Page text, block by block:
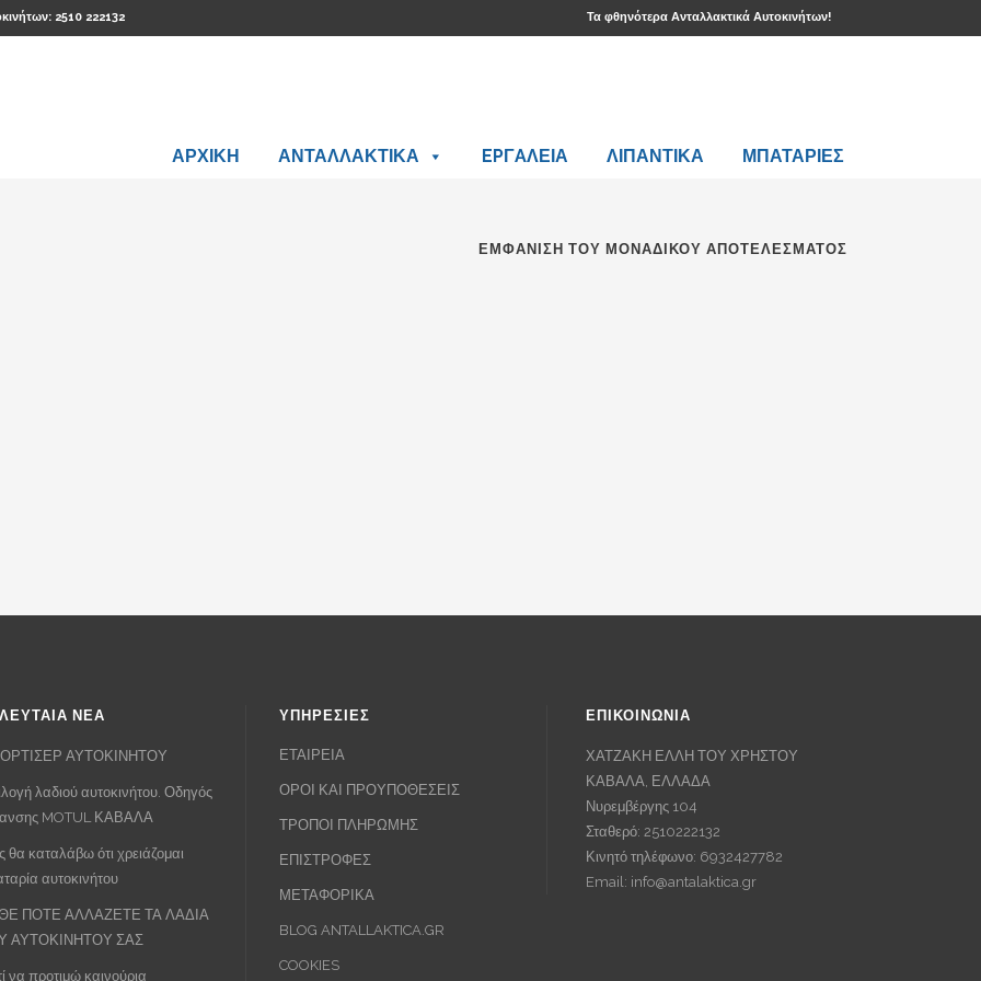
2510 222132 Τα φθηνότερα Ανταλλακτικά Αυτοκινήτων!
ΑΡΧΙΚΗ ΑΝΤΑΛΛΑΚΤΙΚΑ EPΓAΛΕΙΑ ΛΙΠΑΝΤΙΚΑ ΜΠΑΤΑΡΙΕΣ
ΕΜΦΆΝΙΣΗ ΤΟΥ ΜΟΝΑΔΙΚΟΎ ΑΠΟΤΕΛΈΣΜΑΤΟΣ
ΝΕΑ
ΑΥΤΟΚΙΝΗΤΟΥ
λαδιού αυτοκινήτου. Οδηγός
MOTUL ΚΑΒΑΛΑ
θα καταλάβω ότι χρειάζομαι
αυτοκινήτου
ΠΟΤΕ ΑΛΛΑΖΕΤΕ ΤΑ ΛΑΔΙΑ
ΑΥΤΟΚΙΝΗΤΟΥ ΣΑΣ
να προτιμώ καινούρια
ΥΠΗΡΕΣΙΕΣ
ΕΤΑΙΡΕΙΑ
ΟΡΟΙ ΚΑΙ ΠΡΟΥΠΟΘΕΣΕΙΣ
ΤΡΟΠΟΙ ΠΛΗΡΩΜΗΣ
ΕΠΙΣΤΡΟΦΕΣ
ΜΕΤΑΦΟΡΙΚΑ
BLOG ANTALLAKTICA.GR
COOKIES
ΕΠΙΚΟΙΝΩΝΙΑ
ΧΑΤΖΑΚΗ ΕΛΛΗ ΤΟΥ ΧΡΗΣΤΟΥ
ΚΑΒΑΛΑ, ΕΛΛΑΔΑ
Νυρεμβέργης 104
Σταθερό: 2510222132
Κινητό τηλέφωνο: 6932427782
Email: info@antalaktica.gr